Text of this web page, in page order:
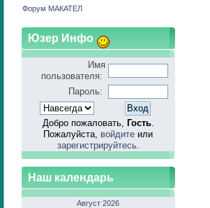
Форум МАКАТЕЛ
Юзер Инфо
Имя
пользователя:
Пароль:
Добро пожаловать, Гость.
Пожалуйста, войдите или
зарегистрируйтесь.
Наш календарь
Август 2026